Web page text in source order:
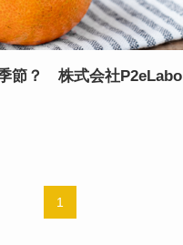
節？ 株式会社P2eLabo
1